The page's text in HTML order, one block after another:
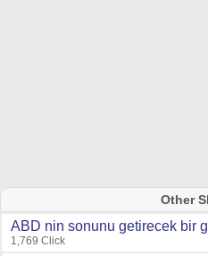
Other
ABD nin sonunu getirecek bir
1,769 Click